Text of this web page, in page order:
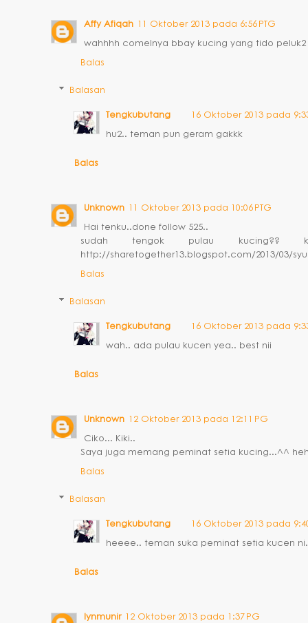
Affy Afiqah 11 Oktober 2013 pada 6:56 PTG
wahhhh comelnya bbay kucing yang tido
Balas
Balasan
Tengkubutang
16 Oktober 2013 pada
hu2.. teman pun geram gakkk
Balas
Unknown 11 Oktober 2013 pada 10:06 PTG
Hai tenku..done follow 525..
sudah tengok pulau
http://sharetogether13.blogspot.com/2013/03/
Balas
Balasan
Tengkubutang
16 Oktober 2013 pada
wah.. ada pulau kucen yea.. best nii
Balas
Unknown 12 Oktober 2013 pada 12:11 PG
Ciko... Kiki..
Saya juga memang peminat setia kucing...^^
Balas
Balasan
Tengkubutang
16 Oktober 2013 pada
heeee.. teman suka peminat setia kucen
Balas
lynmunir 12 Oktober 2013 pada 1:37 PG